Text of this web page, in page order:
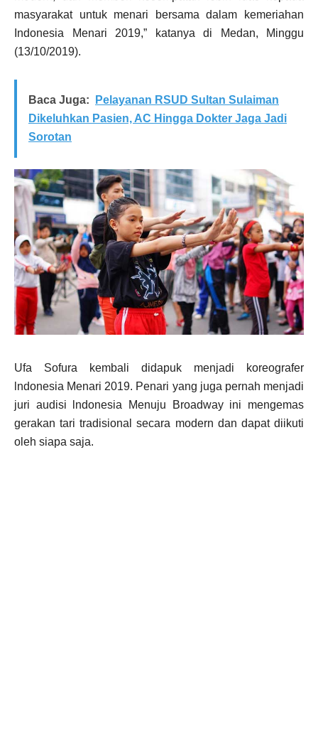
masyarakat untuk menari bersama dalam kemeriahan
Indonesia Menari 2019,” katanya di Medan, Minggu
(13/10/2019).
Baca Juga:
Pelayanan RSUD Sultan Sulaiman
Dikeluhkan Pasien, AC Hingga Dokter Jaga Jadi
Sorotan
Ufa Sofura kembali didapuk menjadi koreografer
lndonesia Menari 2019. Penari yang juga pernah menjadi
juri audisi lndonesia Menuju Broadway ini mengemas
gerakan tari tradisional secara modern dan dapat diikuti
oleh siapa saja.